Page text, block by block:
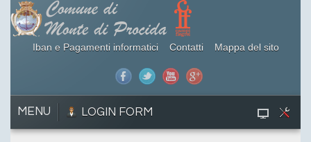
Iban e Pagamenti informatici Contatti Mappa del sito
MENU LOGIN FORM